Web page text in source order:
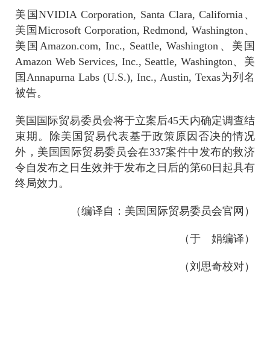
美国NVIDIA Corporation, Santa Clara, California 、
美国 Microsoft Corporation, Redmond, Washington 、
美国 Amazon.com, Inc., Seattle, Washington 、美国
Amazon Web Services, Inc., Seattle, Washington、美
国 Annapurna Labs (U.S.), Inc., Austin, Texas为列名
被告。
美国国际贸易委员会将于立案后45天内确定调查结
束期。除美国贸易代表基于政策原因否决的情况
外，美国国际贸易委员会在337案件中发布的救济
令自发布之日生效并于发布之日后的第60日起具有
终局效力。
（编译自：美国国际贸易委员会官网）
（于 娟编译）
（刘思奇校对）